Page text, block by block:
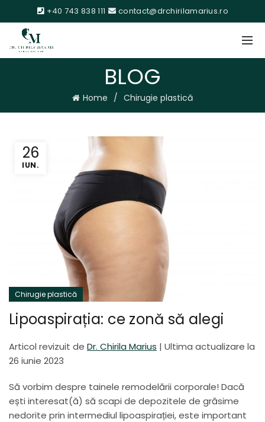
+40 743 838 111 contact@drchirilamarius.ro
BLOG
Home Chirugie plastică
26
IUN.
Chirugie plastică
Lipoaspirația: ce zonă să alegi
Articol revizuit de Dr. Chirila Marius | Ultima actualizare la
26 iunie 2023
Să vorbim despre tainele remodelării corporale! Dacă
ești interesat(ă) să scapi de depozitele de grăsime
nedorite prin intermediul lipoaspirației, este important